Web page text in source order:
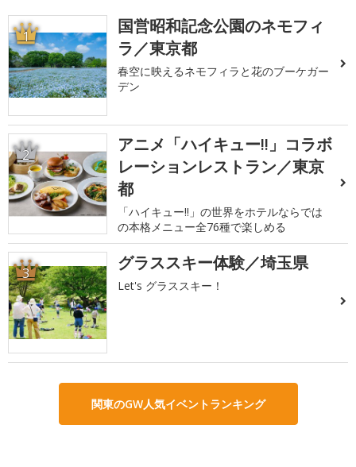
1
国営昭和記念公園のネモフィ
ラ／東京都
春空に映えるネモフィラと花のブーケガー
デン
2
アニメ「ハイキュー!!」コラボ
レーションレストラン／東京
都
「ハイキュー!!」の世界をホテルならでは
の本格メニュー全76種で楽しめる
3 グラススキー体験／埼玉県
Let's グラススキー！
関東のGW人気イベントランキング